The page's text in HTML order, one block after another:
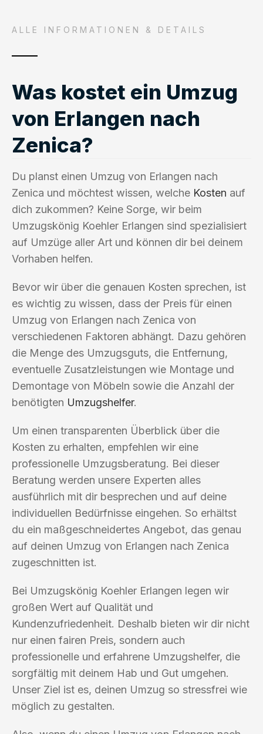
ALLE INFORMATIONEN & DETAILS
Was kostet ein Umzug
von Erlangen nach
Zenica?
Du planst einen Umzug von Erlangen nach
Zenica und möchtest wissen, welche Kosten auf
dich zukommen? Keine Sorge, wir beim
Umzugskönig Koehler Erlangen sind spezialisiert
auf Umzüge aller Art und können dir bei deinem
Vorhaben helfen.
Bevor wir über die genauen Kosten sprechen, ist
es wichtig zu wissen, dass der Preis für einen
Umzug von Erlangen nach Zenica von
verschiedenen Faktoren abhängt. Dazu gehören
die Menge des Umzugsguts, die Entfernung,
eventuelle Zusatzleistungen wie Montage und
Demontage von Möbeln sowie die Anzahl der
benötigten Umzugshelfer.
Um einen transparenten Überblick über die
Kosten zu erhalten, empfehlen wir eine
professionelle Umzugsberatung. Bei dieser
Beratung werden unsere Experten alles
ausführlich mit dir besprechen und auf deine
individuellen Bedürfnisse eingehen. So erhältst
du ein maßgeschneidertes Angebot, das genau
auf deinen Umzug von Erlangen nach Zenica
zugeschnitten ist.
Bei Umzugskönig Koehler Erlangen legen wir
großen Wert auf Qualität und
Kundenzufriedenheit. Deshalb bieten wir dir nicht
nur einen fairen Preis, sondern auch
professionelle und erfahrene Umzugshelfer, die
sorgfältig mit deinem Hab und Gut umgehen.
Unser Ziel ist es, deinen Umzug so stressfrei wie
möglich zu gestalten.